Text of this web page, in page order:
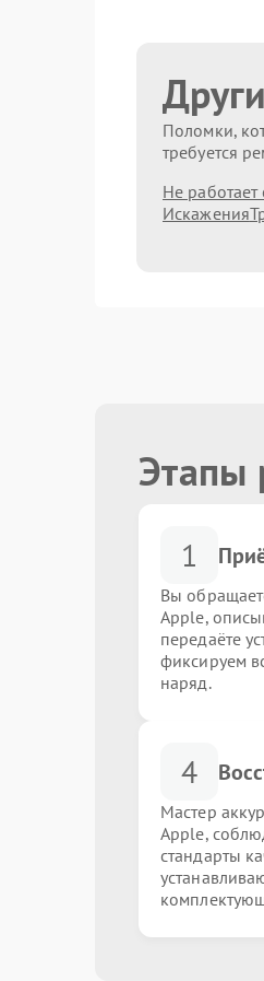
Поломки,
требуется
Не
Искажения
Этапы
1
Вы
Apple,
передаёте
фиксируем
наряд.
4
Мастер
Apple,
стандарты